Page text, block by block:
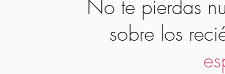
No te pierdas
sobre los